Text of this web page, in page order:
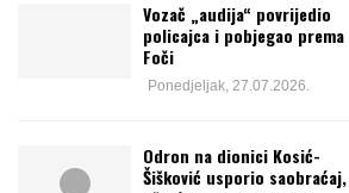
Vozač „audija“ povrijedio
policajca i pobjegao prema
Foči
Ponedjeljak, 27.07.2026.
Odron na dionici Kosić-
Šišković usporio saobraćaj,